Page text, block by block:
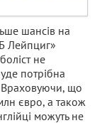
шансів на
Лейпциг»
не
потрібна
Враховуючи, що
євро, а також
можуть не